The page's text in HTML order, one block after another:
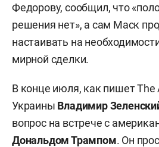
Федорову, сообщил, что
решения нет», а сам Маск
настаивать на
мирной сделки.
В конце июля, как пишет The
Украины Владимир
вопрос на встрече с
Дональдом Трампом. Он